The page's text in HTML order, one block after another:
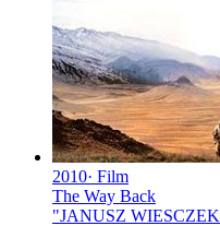
2010· Film
The Way Back
"JANUSZ WIESCZEK